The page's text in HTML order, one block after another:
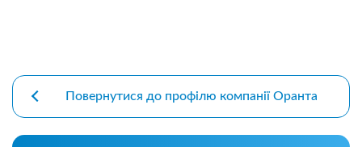
Повернутися до профілю компанії Оранта